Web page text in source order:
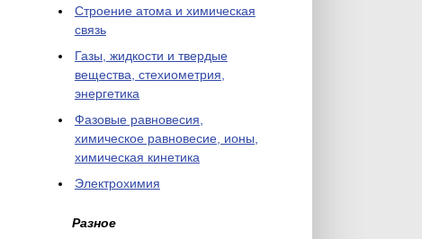
Cтроение атома и химическая
связь
Газы, жидкости и твердые
вещества, стехиометрия,
энергетика
Фазовые равновесия,
химическое равновесие, ионы,
химическая кинетика
Электрохимия
Разное